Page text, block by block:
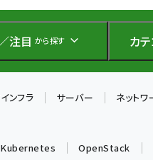
注目 から探す カ
ンフラ サーバー ネットワ
Kubernetes OpenStack